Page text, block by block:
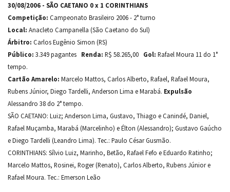
30/08/2006 - SÃO CAETANO 0 x 1 CORINTHIANS
Competição: Campeonato Brasileiro 2006 - 2° turno
Local: Anacleto Campanella (São Caetano do Sul)
Árbitro: Carlos Eugênio Simon (RS)
Público: 3.349 pagantes Renda: R$ 58.265,00 Gol: Rafael Moura 11 do 1°
tempo.
Cartão Amarelo: Marcelo Mattos, Carlos Alberto, Rafael, Rafael Moura,
Rubens Júnior, Diego Tardelli, Anderson Lima e Marabá. Expulsão
Alessandro 38 do 2° tempo.
SÃO CAETANO: Luiz; Anderson Lima, Gustavo, Thiago e Canindé, Daniel,
Rafael Muçamba, Marabá (Marcelinho) e Élton (Alessandro); Gustavo Gaúcho
e Diego Tardelli (Leandro Lima). Tec.: Paulo César Gusmão.
CORINTHIANS: Sílvio Luiz, Marinho, Betão, Rafael Fefo e Eduardo Ratinho;
Marcelo Mattos, Rosinei, Roger (Renato), Carlos Alberto, Rubens Júnior e
Rafael Moura. Tec.: Emerson Leão